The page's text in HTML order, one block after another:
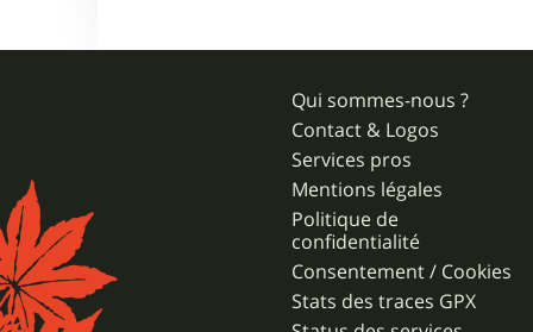
Qui sommes-nous ?
Contact & Logos
Services pros
Mentions légales
Politique de
confidentialité
Consentement / Cookies
Stats des traces GPX